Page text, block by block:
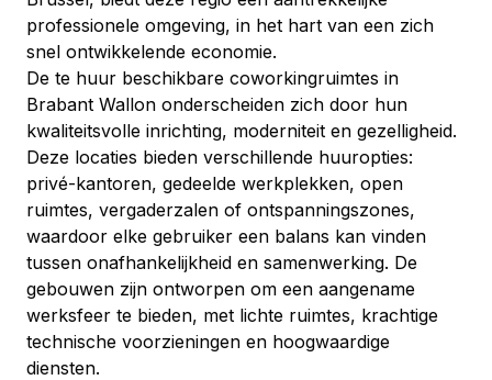
professionele omgeving, in het hart van een zich
snel ontwikkelende economie.
De te huur beschikbare coworkingruimtes in
Brabant Wallon onderscheiden zich door hun
kwaliteitsvolle inrichting, moderniteit en gezelligheid.
Deze locaties bieden verschillende huuropties:
privé-kantoren, gedeelde werkplekken, open
ruimtes, vergaderzalen of ontspanningszones,
waardoor elke gebruiker een balans kan vinden
tussen onafhankelijkheid en samenwerking. De
gebouwen zijn ontworpen om een aangename
werksfeer te bieden, met lichte ruimtes, krachtige
technische voorzieningen en hoogwaardige
diensten.